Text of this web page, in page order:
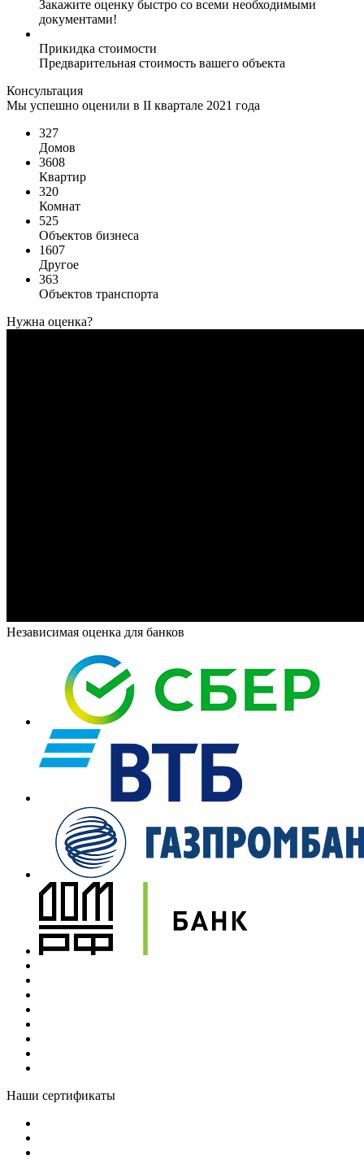
Закажите оценку быстро со всеми необходимыми
документами!
Прикидка стоимости
Предварительная стоимость вашего объекта
Консультация
Мы успешно оценили в II квартале 2021 года
327
Домов
3608
Квартир
320
Комнат
525
Объектов бизнеса
1607
Другое
363
Объектов транспорта
Нужна оценка?
Независимая оценка для банков
Наши сертификаты